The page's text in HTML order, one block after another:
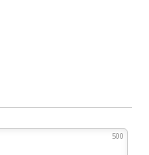
500